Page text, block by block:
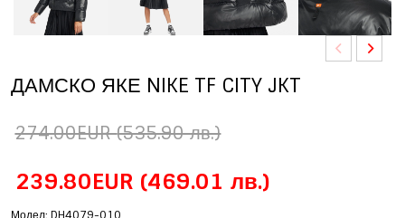
ДАМСКО ЯКЕ NIKE TF CITY JKT
274.00EUR(535.90 лв.)
239.80EUR (469.01 лв.)